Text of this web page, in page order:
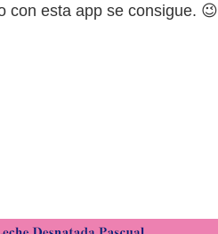
con esta app se consigue. 😉